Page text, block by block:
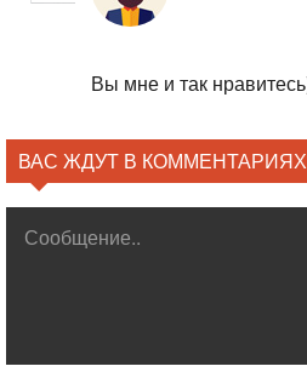
Вы мне и так
ВАС ЖДУТ В